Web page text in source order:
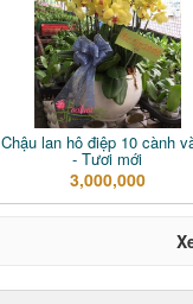
Chậu lan hô điệp 10 cành
- Tươi mới
3,000,000